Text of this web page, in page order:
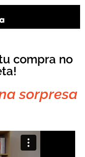
compra no
sorpresa